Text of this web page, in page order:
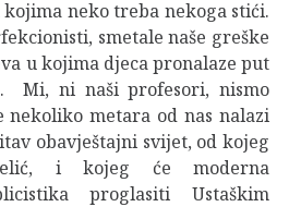
neko treba nekoga stići.
smetale naše greške
u kojima djeca pronalaze put
Mi, ni naši profesori, nismo
nekoliko metara od nas nalazi
obavještajni svijet, od kojeg
i kojeg će moderna
proglasiti Ustaškim